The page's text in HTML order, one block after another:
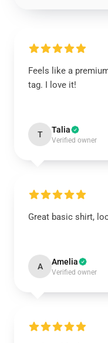
Feels like a
tag. I love it!
T Talia
Verified owner
Great basic shirt,
A Amelia
Verified owner